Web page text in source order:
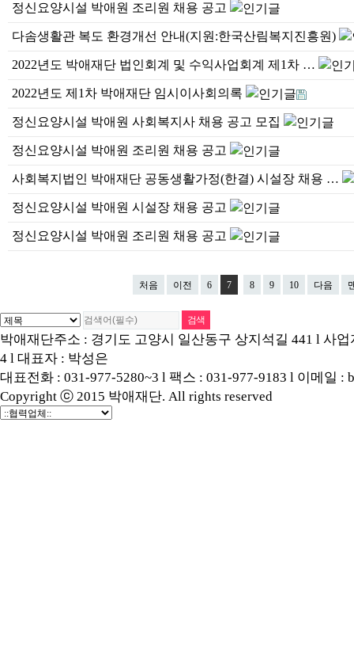
정신요양시설 박애원 조리원 채용 공고
다솜생활관 복도 환경개선 안내(지원:한국산림복지진흥원)
2022년도 박애재단 법인회계 및 수익사업회계 제1차 …
2022년도 제1차 박애재단 임시이사회의록
정신요양시설 박애원 사회복지사 채용 공고 모집
정신요양시설 박애원 조리원 채용 공고
사회복지법인 박애재단 공동생활가정(한결) 시설장 채용 …
정신요양시설 박애원 시설장 채용 공고
정신요양시설 박애원 조리원 채용 공고
처음 이전 6 7 8 9 10 다음
박애재단주소 : 경기도 고양시 일산동구 상지석길 441 l 사
4 l 대표자 : 박성은
대표전화 : 031-977-5280~3 l 팩스 : 031-977-9183 l 이메일 :
Copyright ⓒ 2015 박애재단. All rights reserved